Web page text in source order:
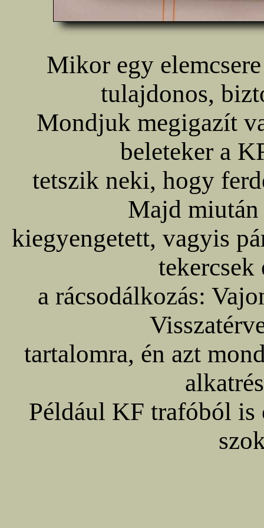
Mikor egy
tulajdonos,
Mondjuk megigazít
beleteker a
tetszik neki, hogy
Majd miután
kiegyengetett, vagyis
a rácsodálkozás:
tartalomra, én azt
Például KF trafóból is